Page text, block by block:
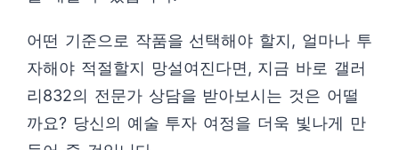
어떤 기준으로 작품을 선택해야 할지, 얼마나 투
자해야 적절할지 망설여진다면, 지금 바로 갤러
리832의 전문가 상담을 받아보시는 것은 어떨
까요? 당신의 예술 투자 여정을 더욱 빛나게 만